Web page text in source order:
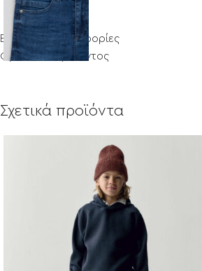
Επιπλέον πληροφορίες
Φροντίδα προϊόντος
Σχετικά προϊόντα